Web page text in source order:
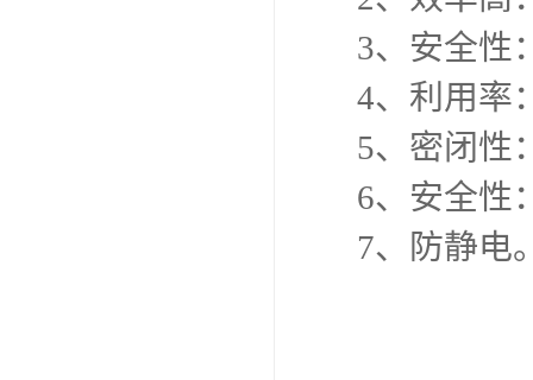
3、安全性
4、利用率
5、密闭性
6、安全性
7、防静电